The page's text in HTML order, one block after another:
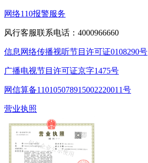
网络110报警服务
风行客服联系电话：4000966660
信息网络传播视听节目许可证0108290号
广播电视节目许可证京字1475号
网信算备110105078915002220011号
营业执照